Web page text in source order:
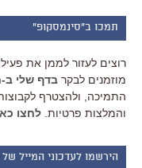
תמכו ב"סינמסקופ"
רוצים לעזור לממן את
מוזמנים לבקר בדף שלי ב-Patreon
התמיכה, ולהצטרף
והמלצות פרטיות. לחצו
הירשמו לעדכוני המייל